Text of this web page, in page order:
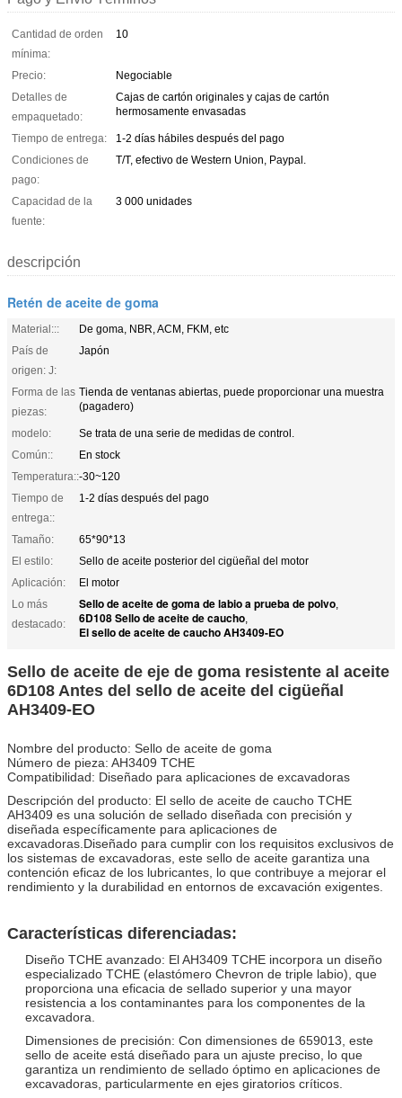
Cantidad de orden
mínima:
10
Precio:
Negociable
Detalles de
empaquetado:
Cajas de cartón originales y cajas de cartón
hermosamente envasadas
Tiempo de entrega:
1-2 días hábiles después del pago
Condiciones de
pago:
T/T, efectivo de Western Union, Paypal.
Capacidad de la
fuente:
3 000 unidades
descripción
Retén de aceite de goma
Material:::
De goma, NBR, ACM, FKM, etc
País de
origen: J:
Japón
Forma de las
piezas:
Tienda de ventanas abiertas, puede proporcionar una muestra
(pagadero)
modelo:
Se trata de una serie de medidas de control.
Común::
En stock
Temperatura::-30~120
Tiempo de
entrega::
1-2 días después del pago
Tamaño:
65*90*13
El estilo:
Sello de aceite posterior del cigüeñal del motor
Aplicación:
El motor
Lo más
destacado:
Sello de aceite de goma de labio a prueba de polvo,
6D108 Sello de aceite de caucho,
El sello de aceite de caucho AH3409-EO
Sello de aceite de eje de goma resistente al aceite
6D108 Antes del sello de aceite del cigüeñal
AH3409-EO
Nombre del producto: Sello de aceite de goma
Número de pieza: AH3409 TCHE
Compatibilidad: Diseñado para aplicaciones de excavadoras
Descripción del producto: El sello de aceite de caucho TCHE
AH3409 es una solución de sellado diseñada con precisión y
diseñada específicamente para aplicaciones de
excavadoras.Diseñado para cumplir con los requisitos exclusivos de
los sistemas de excavadoras, este sello de aceite garantiza una
contención eficaz de los lubricantes, lo que contribuye a mejorar el
rendimiento y la durabilidad en entornos de excavación exigentes.
Características diferenciadas:
Diseño TCHE avanzado: El AH3409 TCHE incorpora un diseño
especializado TCHE (elastómero Chevron de triple labio), que
proporciona una eficacia de sellado superior y una mayor
resistencia a los contaminantes para los componentes de la
excavadora.
Dimensiones de precisión: Con dimensiones de 659013, este
sello de aceite está diseñado para un ajuste preciso, lo que
garantiza un rendimiento de sellado óptimo en aplicaciones de
excavadoras, particularmente en ejes giratorios críticos.